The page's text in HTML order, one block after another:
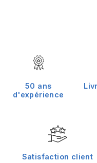
50 ans
d'expérience
Satisfaction client